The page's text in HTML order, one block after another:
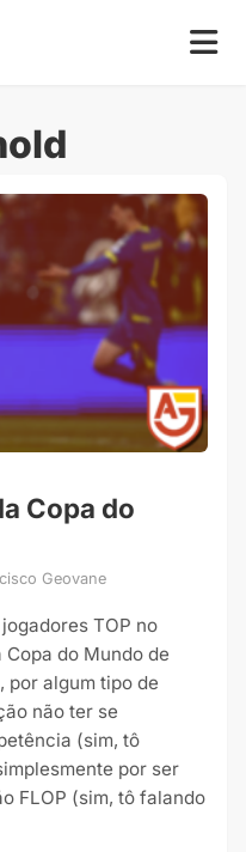
Copa do
Geovane
TOP no
do Mundo de
por algum tipo de
não ter se
(sim, tô
por ser
FLOP (sim, tô falando